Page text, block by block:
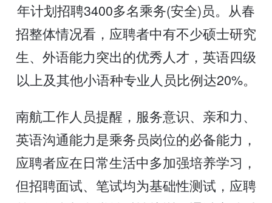
年计划招聘3400多名乘务(安全)员。从春
招整体情况看，应聘者中有不少硕士研究
生、外语能力突出的优秀人才，英语四级
以上及其他小语种专业人员比例达20%。
南航工作人员提醒，服务意识、亲和力、
英语沟通能力是乘务员岗位的必备能力，
应聘者应在日常生活中多加强培养学习，
但招聘面试、笔试均为基础性测试，应聘